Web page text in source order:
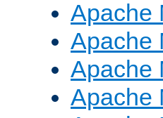
Apache
Apache
Apache
Apache